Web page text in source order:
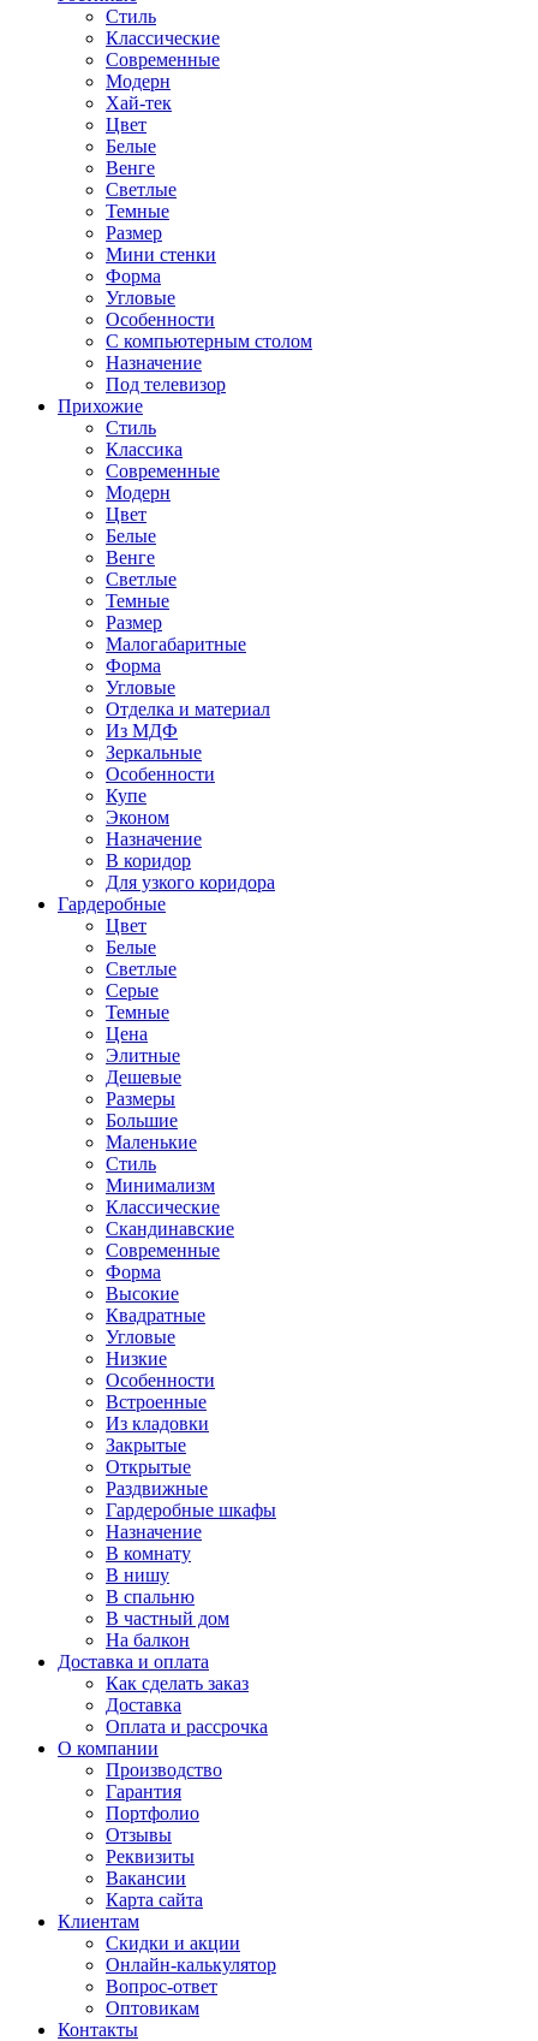
Стиль
Классические
Современные
Модерн
Хай-тек
Цвет
Белые
Венге
Светлые
Темные
Размер
Мини стенки
Форма
Угловые
Особенности
С компьютерным столом
Назначение
Под телевизор
Прихожие
Стиль
Классика
Современные
Модерн
Цвет
Белые
Венге
Светлые
Темные
Размер
Малогабаритные
Форма
Угловые
Отделка и материал
Из МДФ
Зеркальные
Особенности
Купе
Эконом
Назначение
В коридор
Для узкого коридора
Гардеробные
Цвет
Белые
Светлые
Серые
Темные
Цена
Элитные
Дешевые
Размеры
Большие
Маленькие
Стиль
Минимализм
Классические
Скандинавские
Современные
Форма
Высокие
Квадратные
Угловые
Низкие
Особенности
Встроенные
Из кладовки
Закрытые
Открытые
Раздвижные
Гардеробные шкафы
Назначение
В комнату
В нишу
В спальню
В частный дом
На балкон
Доставка и оплата
Как сделать заказ
Доставка
Оплата и рассрочка
О компании
Производство
Гарантия
Портфолио
Отзывы
Реквизиты
Вакансии
Карта сайта
Клиентам
Скидки и акции
Онлайн-калькулятор
Вопрос-ответ
Оптовикам
Контакты